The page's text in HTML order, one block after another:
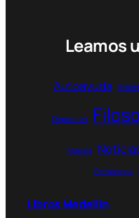
Leamos
Autoayuda
Depresión
Música
Personajes
Libros Medellín